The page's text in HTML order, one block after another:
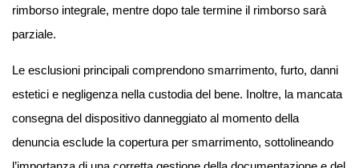
rimborso integrale, mentre dopo tale termine il rimborso sarà
parziale.
Le esclusioni principali comprendono smarrimento, furto, danni
estetici e negligenza nella custodia del bene. Inoltre, la mancata
consegna del dispositivo danneggiato al momento della
denuncia esclude la copertura per smarrimento, sottolineando